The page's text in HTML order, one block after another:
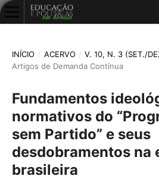
INÍCIO / ACERVO / V. 10, N. 3 (SET./
Artigos de Demanda Contínua
Fundamentos
normativos do
sem Partido” e seus
desdobramentos na
brasileira